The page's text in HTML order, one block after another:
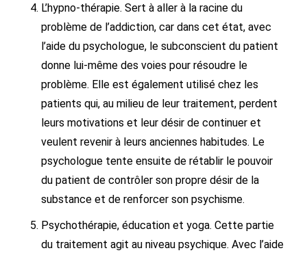
L’hypno-thérapie. Sert à aller à la racine du
problème de l’addiction, car dans cet état, avec
l’aide du psychologue, le subconscient du patient
donne lui-même des voies pour résoudre le
problème. Elle est également utilisé chez les
patients qui, au milieu de leur traitement, perdent
leurs motivations et leur désir de continuer et
veulent revenir à leurs anciennes habitudes. Le
psychologue tente ensuite de rétablir le pouvoir
du patient de contrôler son propre désir de la
substance et de renforcer son psychisme.
Psychothérapie, éducation et yoga. Cette partie
du traitement agit au niveau psychique. Avec l’aide